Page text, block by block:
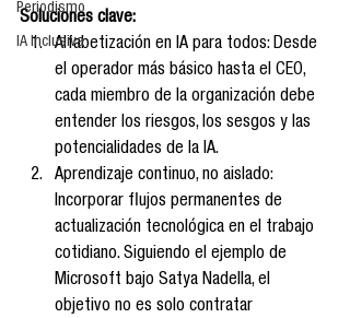
Periodismo
IA Inclusiva
Soluciones clave:
Alfabetización en IA para todos: Desde
el operador más básico hasta el CEO,
cada miembro de la organización debe
entender los riesgos, los sesgos y las
potencialidades de la IA.
Aprendizaje continuo, no aislado:
Incorporar flujos permanentes de
actualización tecnológica en el trabajo
cotidiano. Siguiendo el ejemplo de
Microsoft bajo Satya Nadella, el
objetivo no es solo contratar